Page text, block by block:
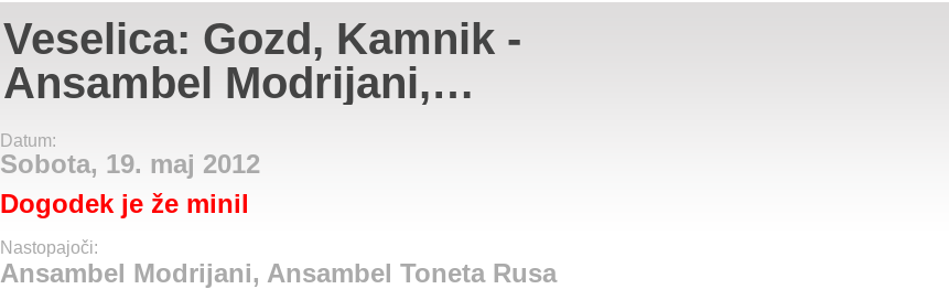
Veselica: Gozd, Kamnik -
Ansambel Modrijani,
Ansambel Toneta Rusa
Datum:
Sobota, 19. maj 2012
Dogodek je že minil
Nastopajoči:
Ansambel Modrijani, Ansambel Toneta Rusa